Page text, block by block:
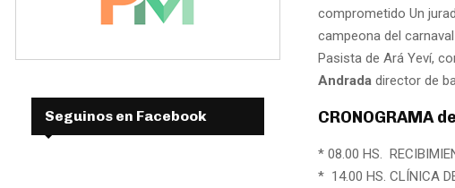
comprometido Un
campeona del
Pasista de Ará Yeví,
Andrada director de
CRONOGRAMA
* 08.00 HS.
* 14.00 HS. CLÍNICA
Seguinos en Facebook